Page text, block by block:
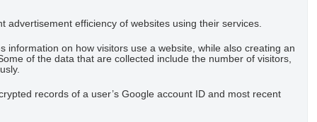
advertisement efficiency of websites using their services.
information on how visitors use a website, while also creating an
of the data that are collected include the number of visitors,
records of a user’s Google account ID and most recent